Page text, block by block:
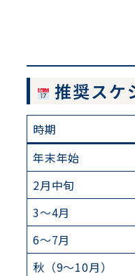
推奨スケ
時期
年末年始
2月中旬
3〜4月
6〜7月
秋（9〜10月）